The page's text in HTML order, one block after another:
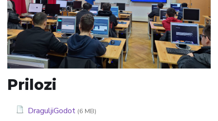
Prilozi
DraguljiGodot (6 MB)